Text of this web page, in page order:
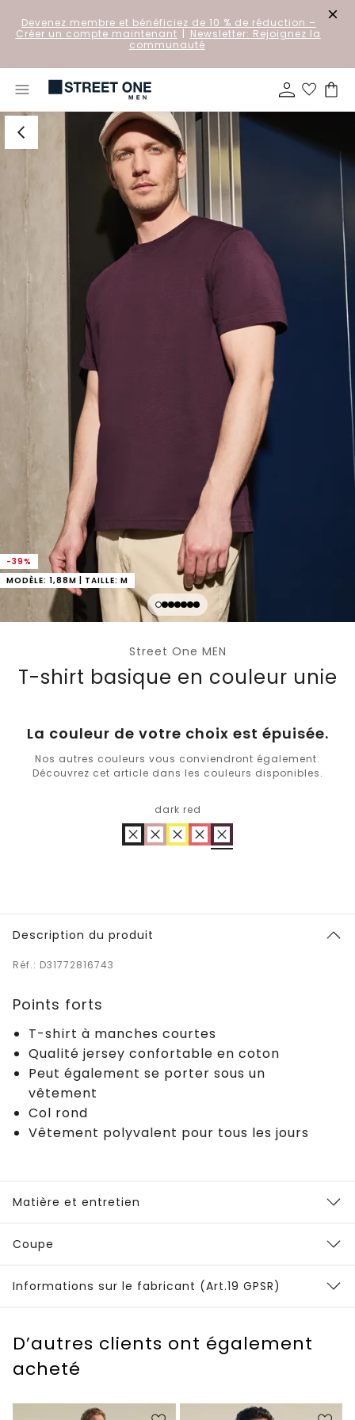
Devenez membre et bénéficiez de 10 % de réduction –
Créer un compte maintenant | Newsletter: Rejoignez la
communauté
-39%
MODÈLE: 1,88M | TAILLE: M
Street One MEN
T-shirt basique en couleur unie
La couleur de votre choix est épuisée.
Nos autres couleurs vous conviendront également.
Découvrez cet article dans les couleurs disponibles.
dark red
Description du produit
Réf.: D31772816743
Points forts
T-shirt à manches courtes
Qualité jersey confortable en coton
Peut également se porter sous un
vêtement
Col rond
Vêtement polyvalent pour tous les jours
Matière et entretien
Coupe
Informations sur le fabricant (Art.19 GPSR)
D’autres clients ont également
acheté